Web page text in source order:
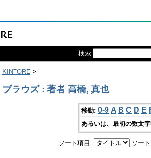
検索
KINTORE >
ブラウズ : 著者 高橋, 真也
移動: 0-9 A B C D E
あるいは、最初の数文
ソート項目: ソー